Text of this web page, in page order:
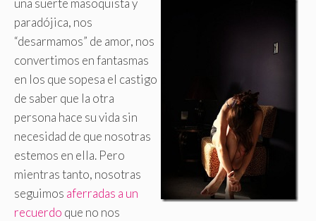
una suerte masoquista y
paradójica, nos
“desarmamos” de amor, nos
convertimos en fantasmas
en los que sopesa el castigo
de saber que la otra
persona hace su vida sin
necesidad de que nosotras
estemos en ella. Pero
mientras tanto, nosotras
seguimos aferradas a un
recuerdo que no nos